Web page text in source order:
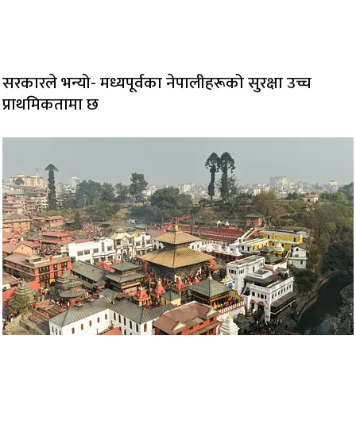
सरकारले भन्यो- मध्यपूर्वका नेपालीहरूको सुरक्षा उच्च
प्राथमिकतामा छ